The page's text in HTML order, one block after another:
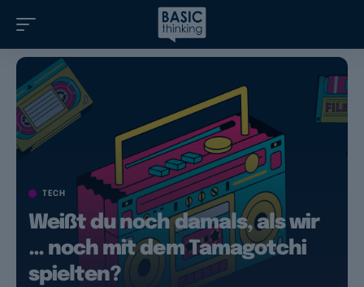
TECH
Weißt du noch damals, als wir
… noch mit dem Tamagotchi
spielten?